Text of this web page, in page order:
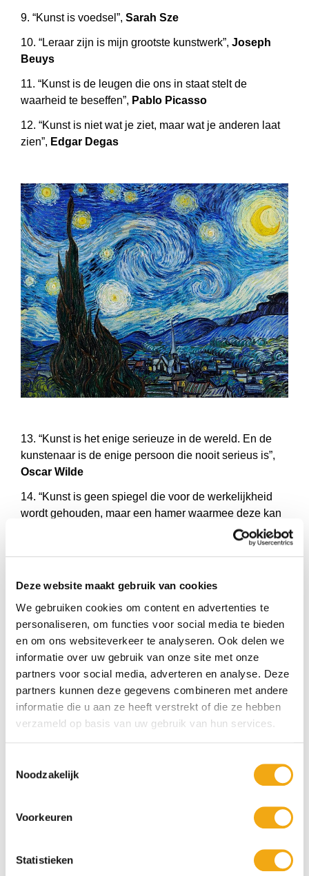
Deze website maakt gebruik van cookies
We gebruiken cookies om content en advertenties te
personaliseren, om functies voor social media te bieden
en om ons websiteverkeer te analyseren. Ook delen we
informatie over uw gebruik van onze site met onze
partners voor social media, adverteren en analyse. Deze
partners kunnen deze gegevens combineren met andere
informatie die u aan ze heeft verstrekt of die ze hebben
verzameld op basis van uw gebruik van hun services.
Noodzakelijk
Voorkeuren
Statistieken
9. “Kunst is voedsel”, Sarah Sze
10. “Leraar zijn is mijn grootste kunstwerk”, Joseph
Beuys
11. “Kunst is de leugen die ons in staat stelt de
waarheid te beseffen”, Pablo Picasso
12. “Kunst is niet wat je ziet, maar wat je anderen laat
zien”, Edgar Degas
13. “Kunst is het enige serieuze in de wereld. En de
kunstenaar is de enige persoon die nooit serieus is”,
Oscar Wilde
14. “Kunst is geen spiegel die voor de werkelijkheid
wordt gehouden, maar een hamer waarmee deze kan
15. “Kunst is de eigenlijke taak van het
autobiografie van de oester”,Federico Fellini
17. “Kunst is er om hen te troosten die door het leven
gebroken zijn”,Vincent van Gogh
18. “Het doel van kunst is niet de uiterlijke verschijning
van dingen weer te geven, maar hun innerlijke
betekenis”,Aristoteles
20. “Kunst is wat je kunt maken zonder dat het je iets
21. “Het leven is geen ondersteuningssysteem voor
22. “Kunst is een lijn rond je gedachten”, Gustav Klimt